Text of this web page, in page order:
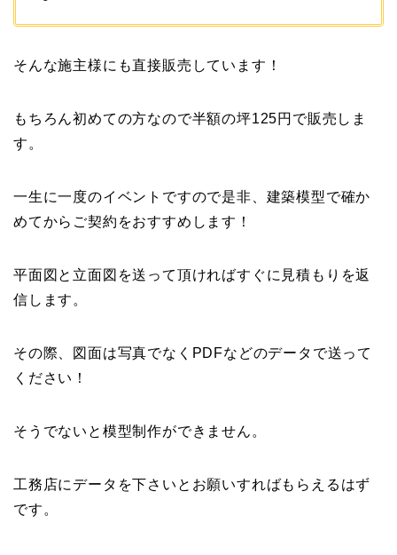
そんな施主様にも直接販売しています！
もちろん初めての方なので半額の坪125円で販売しま
す。
一生に一度のイベントですので是非、建築模型で確か
めてからご契約をおすすめします！
平面図と立面図を送って頂ければすぐに見積もりを返
信します。
その際、図面は写真でなくPDFなどのデータで送って
ください！
そうでないと模型制作ができません。
工務店にデータを下さいとお願いすればもらえるはず
です。